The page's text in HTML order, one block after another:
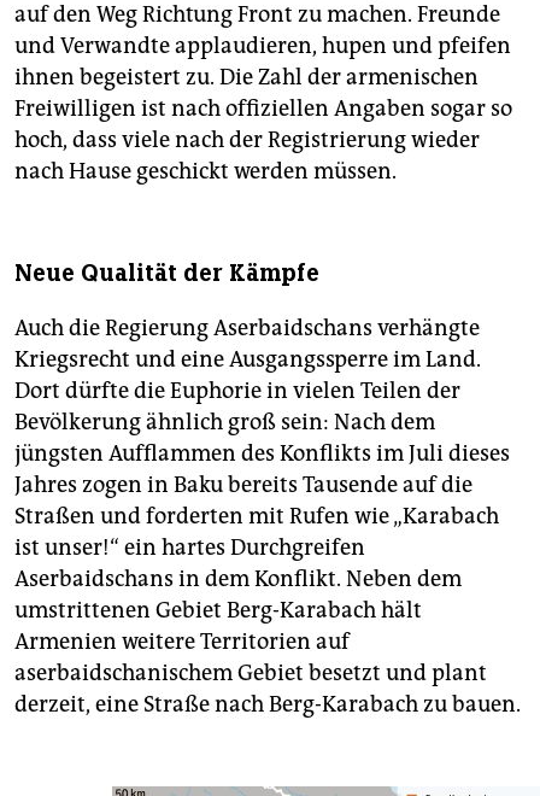
auf den Weg Richtung Front zu machen. Freunde
und Verwandte applaudieren, hupen und pfeifen
ihnen begeistert zu. Die Zahl der armenischen
Freiwilligen ist nach offiziellen Angaben sogar so
hoch, dass viele nach der Registrierung wieder
nach Hause geschickt werden müssen.
Neue Qualität der Kämpfe
Auch die Regierung Aserbaidschans verhängte
Kriegsrecht und eine Ausgangssperre im Land.
Dort dürfte die Euphorie in vielen Teilen der
Bevölkerung ähnlich groß sein: Nach dem
jüngsten Aufflammen des Konflikts im Juli dieses
Jahres zogen in Baku bereits Tausende auf die
Straßen und forderten mit Rufen wie „Karabach
ist unser!“ ein hartes Durchgreifen
Aserbaidschans in dem Konflikt. Neben dem
umstrittenen Gebiet Berg-Karabach hält
Armenien weitere Territorien auf
aserbaidschanischem Gebiet besetzt und plant
derzeit, eine Straße nach Berg-Karabach zu bauen.